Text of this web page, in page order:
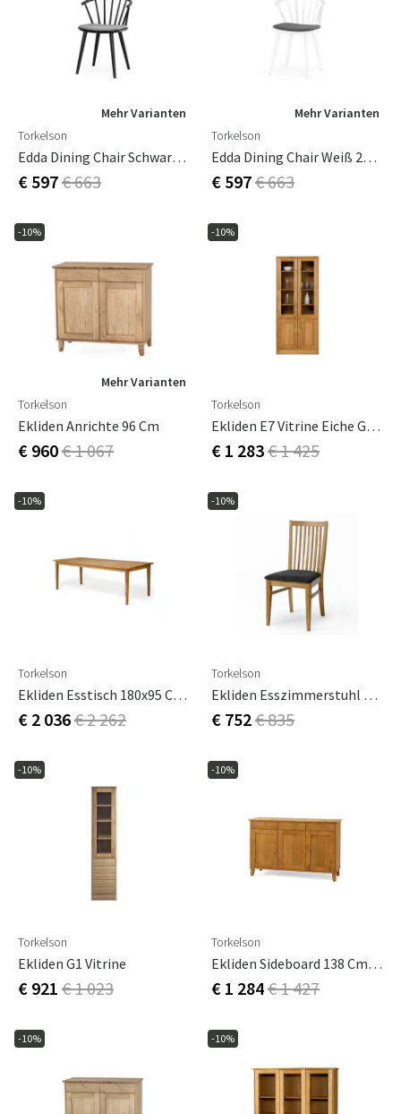
Mehr Varianten
Torkelson
Edda Dining Chair Schwarz 2er-Pack
€ 597€ 663
Mehr Varianten
Torkelson
Edda Dining Chair Weiß 2er-Pack
€ 597€ 663
-10%
Mehr Varianten
Torkelson
Ekliden Anrichte 96 Cm
€ 960€ 1 067
-10%
Torkelson
Ekliden E7 Vitrine Eiche Geölt
€ 1 283€ 1 425
-10%
Torkelson
Ekliden Esstisch 180x95 Cm Eiche Geölt
€ 2 036€ 2 262
-10%
Torkelson
Ekliden Esszimmerstuhl Grau 2er-Pack
€ 752€ 835
-10%
Torkelson
Ekliden G1 Vitrine
€ 921 € 1 023
-10%
Torkelson
Ekliden Sideboard 138 Cm Eiche Geölt
€ 1 284€ 1 427
-10% -10%